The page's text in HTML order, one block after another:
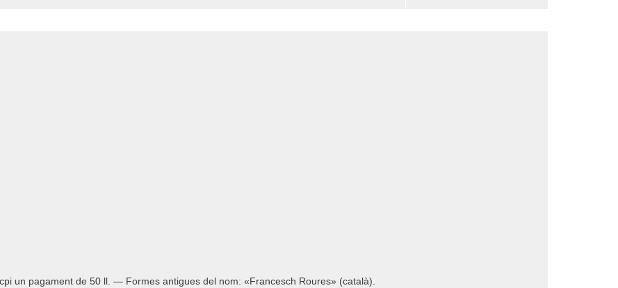
un pagament de 50 ll. — Formes antigues del nom: «Francesch Roures» (català).